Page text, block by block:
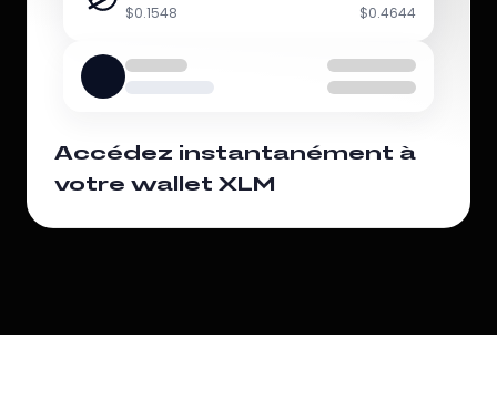
$0.1548 $0.4644
Accédez instantanément à
votre wallet XLM